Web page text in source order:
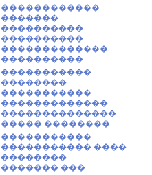
������������
�������
����������
����������
�������������
����������
�����������
��������
�����������
�������������
��������������
����� ��������
�����������
����������� ����
��������
������� ���